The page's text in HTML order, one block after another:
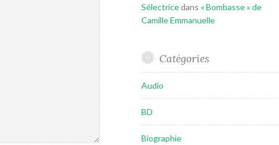
Sélectricedans « Bombasse » de
Camille Emmanuelle
Catégories
Audio
BD
Biographie